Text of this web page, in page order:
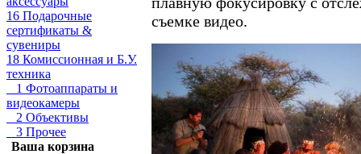
16 Подарочные
сертификаты &
сувениры
18 Комиссионная и Б.У.
техника
1 Фотоаппараты и
видеокамеры
2 Объективы
3 Прочее
Ваша корзина
съемке видео.